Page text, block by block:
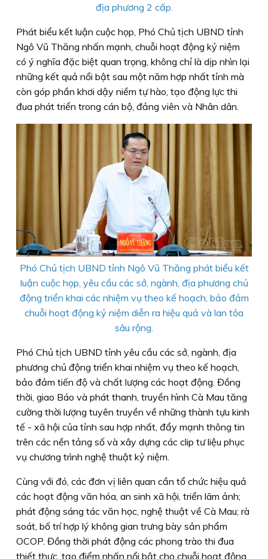
địa phương 2 cấp.
Phát biểu kết luận cuộc họp, Phó Chủ tịch UBND tỉnh
Ngô Vũ Thăng nhấn mạnh, chuỗi hoạt động kỷ niệm
có ý nghĩa đặc biệt quan trọng, không chỉ là dịp nhìn lại
những kết quả nổi bật sau một năm hợp nhất tỉnh mà
còn góp phần khơi dậy niềm tự hào, tạo động lực thi
đua phát triển trong cán bộ, đảng viên và Nhân dân.
Phó Chủ tịch UBND tỉnh Ngô Vũ Thăng phát biểu kết
luận cuộc họp, yêu cầu các sở, ngành, địa phương chủ
động triển khai các nhiệm vụ theo kế hoạch, bảo đảm
chuỗi hoạt động kỷ niệm diễn ra hiệu quả và lan tỏa
sâu rộng.
Phó Chủ tịch UBND tỉnh yêu cầu các sở, ngành, địa
phương chủ động triển khai nhiệm vụ theo kế hoạch,
bảo đảm tiến độ và chất lượng các hoạt động. Đồng
thời, giao Báo và phát thanh, truyền hình Cà Mau tăng
cường thời lượng tuyên truyền về những thành tựu kinh
tế - xã hội của tỉnh sau hợp nhất, đẩy mạnh thông tin
trên các nền tảng số và xây dựng các clip tư liệu phục
vụ chương trình nghệ thuật kỷ niệm.
Cùng với đó, các đơn vị liên quan cần tổ chức hiệu quả
các hoạt động văn hóa, an sinh xã hội, triển lãm ảnh;
phát động sáng tác văn học, nghệ thuật về Cà Mau; rà
soát, bố trí hợp lý không gian trưng bày sản phẩm
OCOP. Đồng thời phát động các phong trào thi đua
thiết thực, tạo điểm nhấn nổi bật cho chuỗi hoạt động